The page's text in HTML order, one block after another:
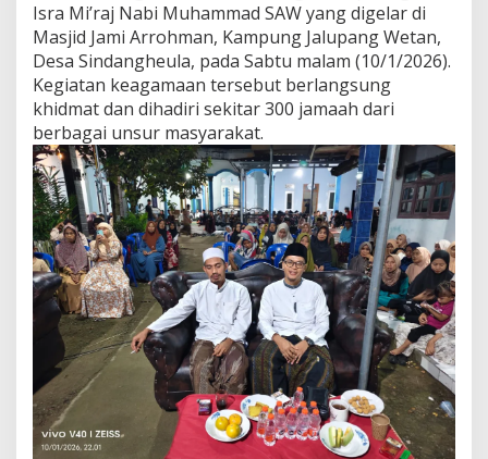
Isra Mi’raj Nabi Muhammad SAW yang digelar di
Masjid Jami Arrohman, Kampung Jalupang Wetan,
Desa Sindangheula, pada Sabtu malam (10/1/2026).
Kegiatan keagamaan tersebut berlangsung
khidmat dan dihadiri sekitar 300 jamaah dari
berbagai unsur masyarakat.